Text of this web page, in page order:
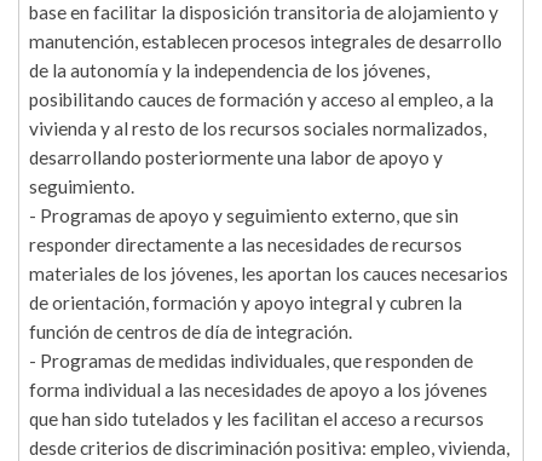
base en facilitar la disposición transitoria de alojamiento y
manutención, establecen procesos integrales de desarrollo
de la autonomía y la independencia de los jóvenes,
posibilitando cauces de formación y acceso al empleo, a la
vivienda y al resto de los recursos sociales normalizados,
desarrollando posteriormente una labor de apoyo y
seguimiento.
- Programas de apoyo y seguimiento externo, que sin
responder directamente a las necesidades de recursos
materiales de los jóvenes, les aportan los cauces necesarios
de orientación, formación y apoyo integral y cubren la
función de centros de día de integración.
- Programas de medidas individuales, que responden de
forma individual a las necesidades de apoyo a los jóvenes
que han sido tutelados y les facilitan el acceso a recursos
desde criterios de discriminación positiva: empleo, vivienda,